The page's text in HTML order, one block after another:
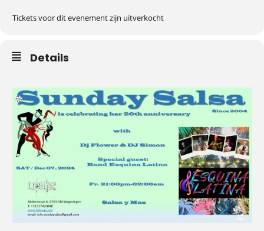
Tickets voor dit evenement zijn uitverkocht
Details